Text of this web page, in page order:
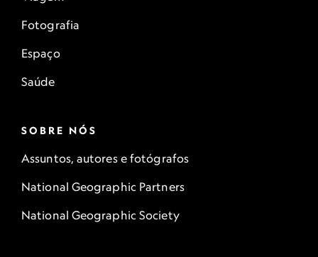
Fotografia
Espaço
Saúde
SOBRE NÓS
Assuntos, autores e fotógrafos
National Geographic Partners
National Geographic Society